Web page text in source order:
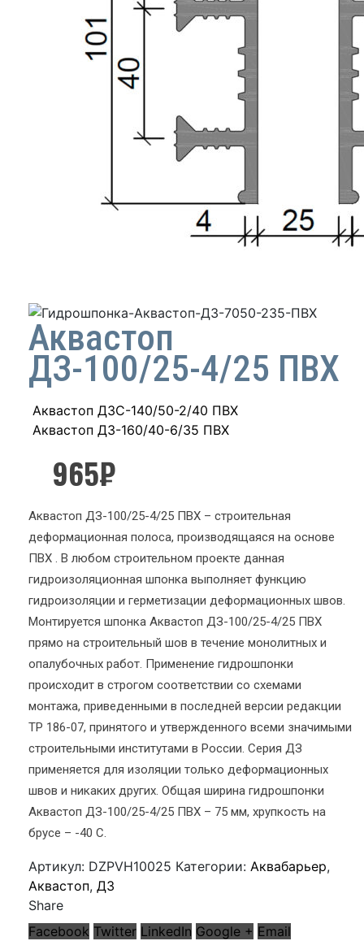
Аквастоп
ДЗ-100/25-4/25 ПВХ
Аквастоп ДЗС-140/50-2/40 ПВХ
Аквастоп ДЗ-160/40-6/35 ПВХ
965₽
Аквастоп ДЗ-100/25-4/25 ПВХ – строительная
деформационная полоса, производящаяся на основе
ПВХ . В любом строительном проекте данная
гидроизоляционная шпонка выполняет функцию
гидроизоляции и герметизации деформационных швов.
Монтируется шпонка Аквастоп ДЗ-100/25-4/25 ПВХ
прямо на строительный шов в течение монолитных и
опалубочных работ. Применение гидрошпонки
происходит в строгом соответствии со схемами
монтажа, приведенными в последней версии редакции
ТР 186-07, принятого и утвержденного всеми значимыми
строительными институтами в России. Серия ДЗ
применяется для изоляции только деформационных
швов и никаких других. Общая ширина гидрошпонки
Аквастоп ДЗ-100/25-4/25 ПВХ – 75 мм, хрупкость на
брусе – -40 С.
Артикул: DZPVH10025 Категории: Аквабарьер,
Аквастоп, ДЗ
Share
Facebook Twitter LinkedIn Google + Email